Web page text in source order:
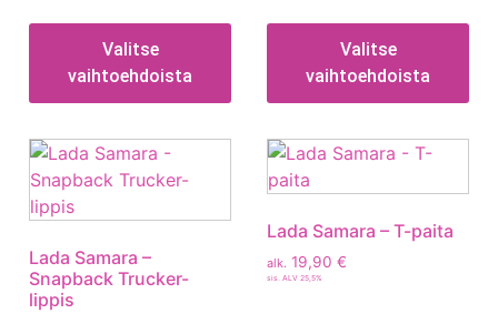
Valitse
vaihtoehdoista
Valitse
vaihtoehdoista
Lada Samara –
Snapback Trucker-
lippis
Lada Samara – T-paita
alk. 19,90 €
sis. ALV 25,5%